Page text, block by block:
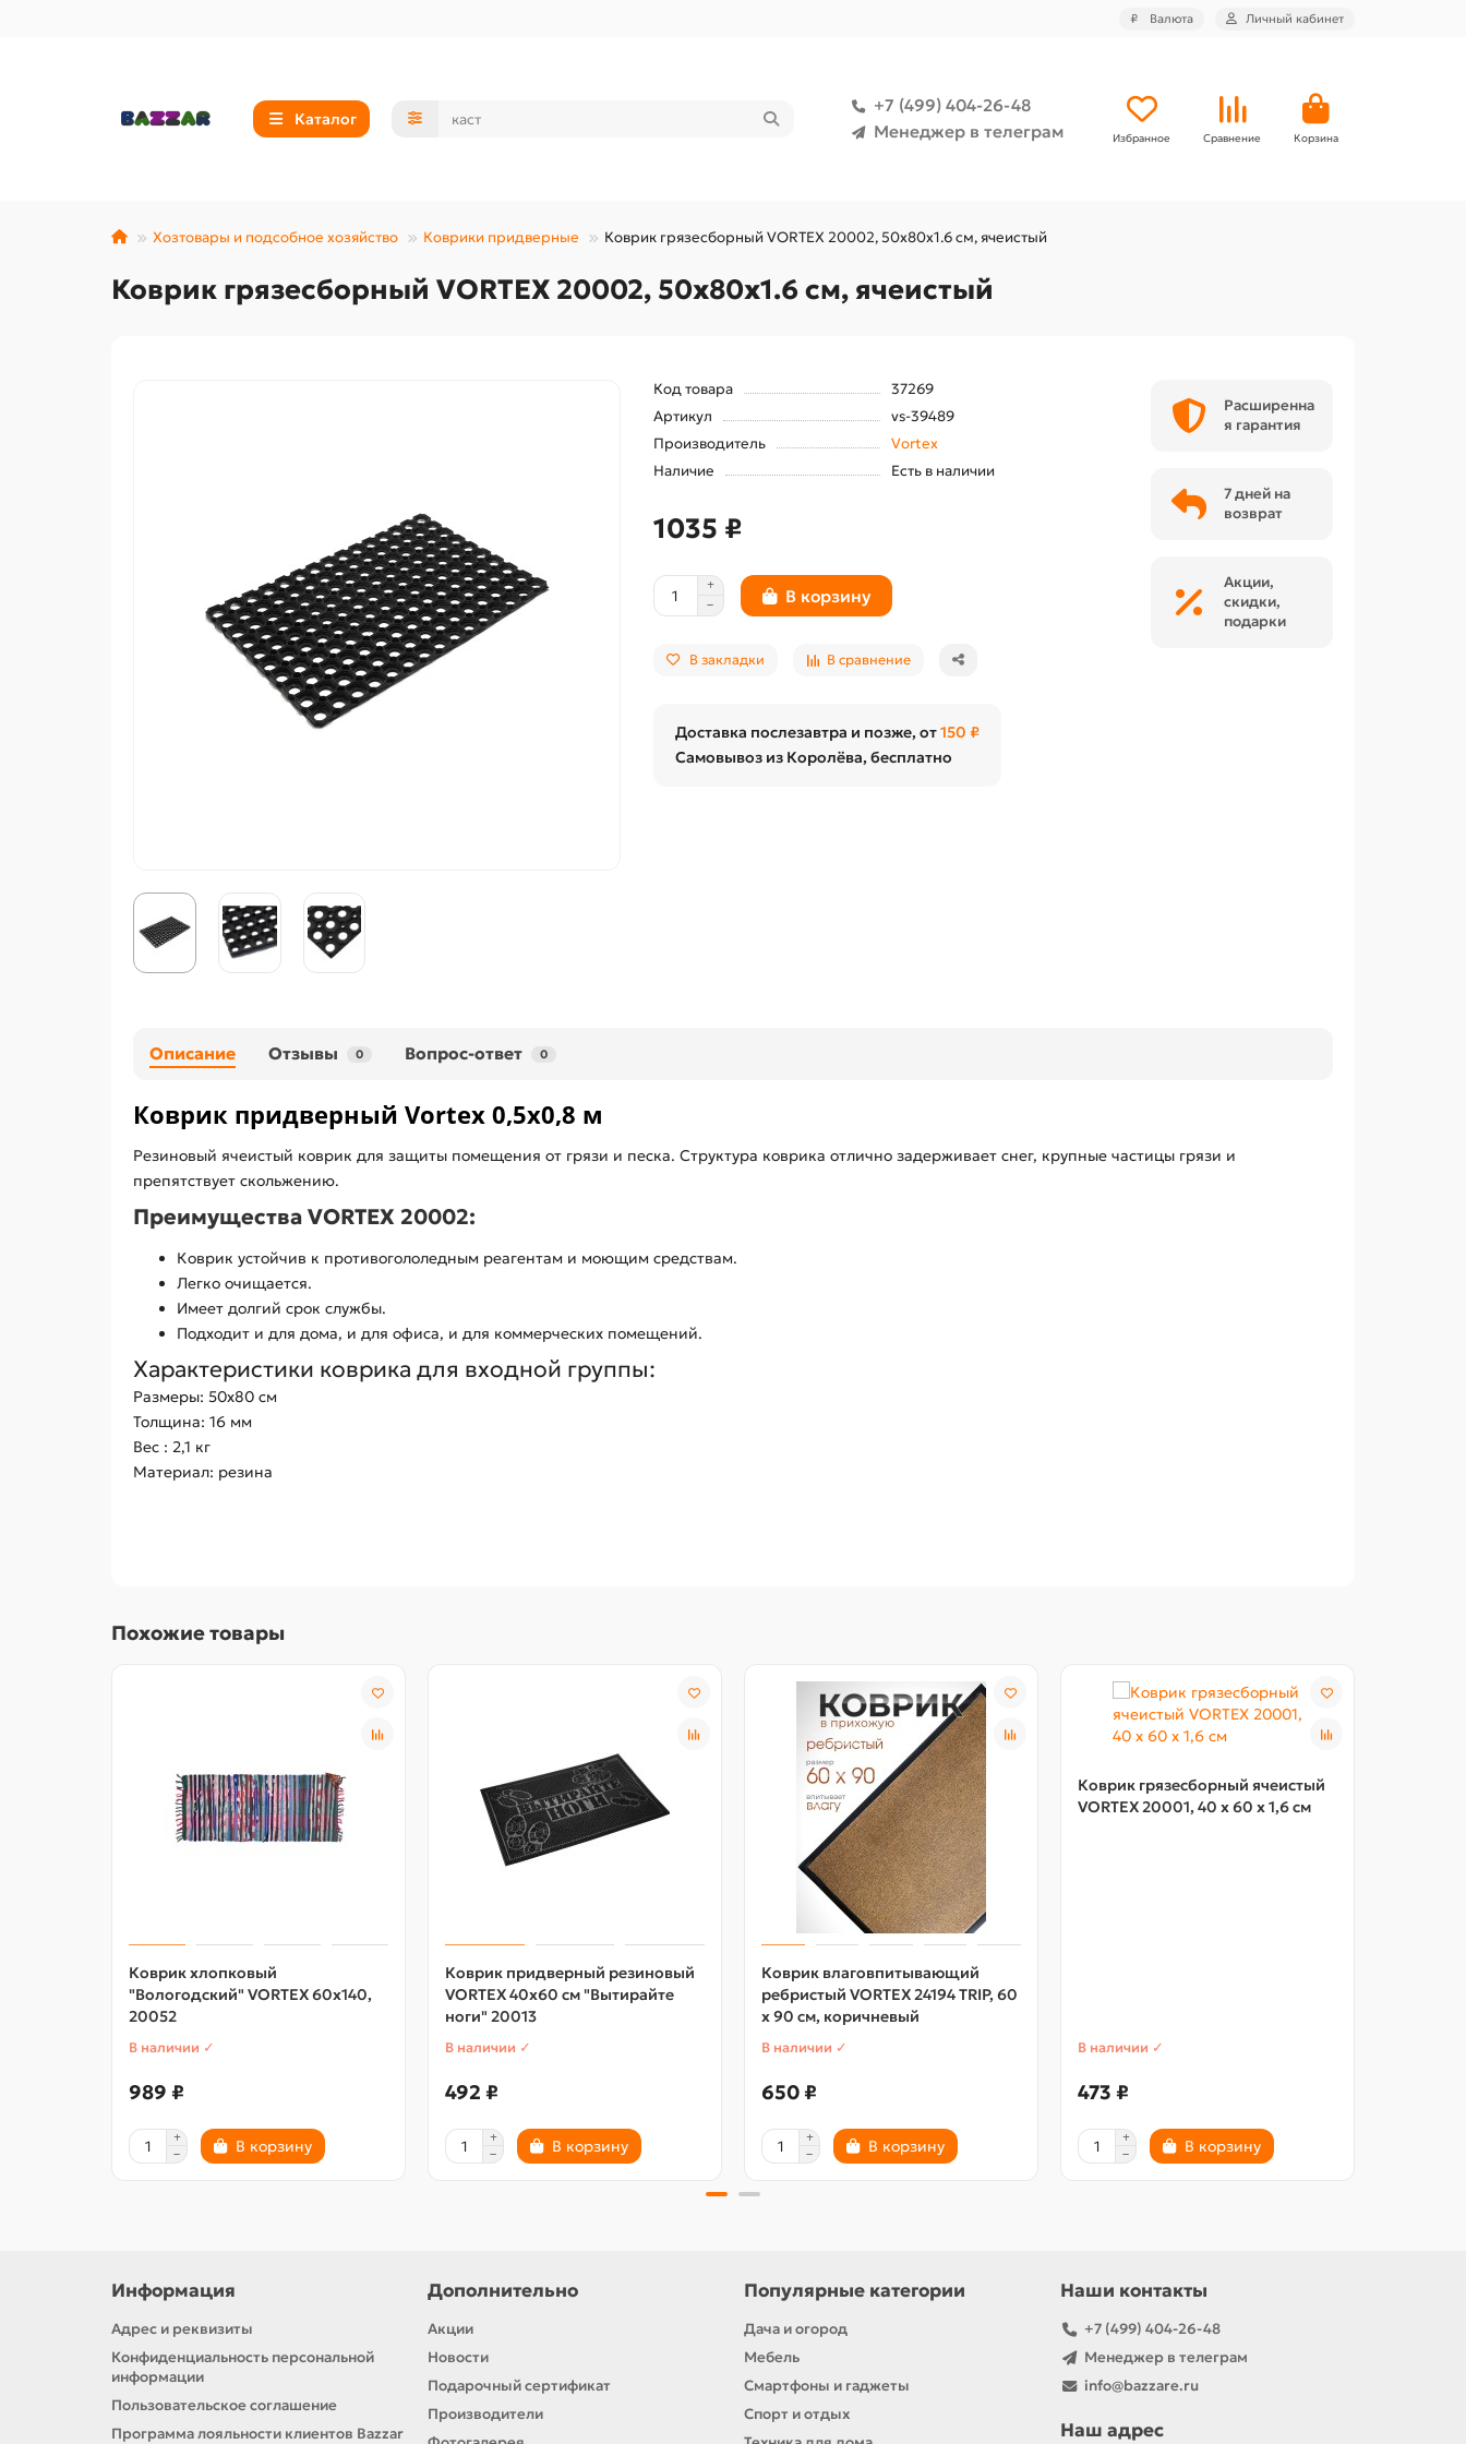
₽ Валюта Личный кабинет
Каталог
+7 (499) 404-26-48
Менеджер в телеграм
Избранное Сравнение Корзина
Хозтовары и подсобное хозяйство Коврики придверные Коврик грязесборный VORTEX 20002, 50х80х1.6 см, ячеистый
Коврик грязесборный VORTEX 20002, 50х80х1.6 см, ячеистый
Код товара
37269
Артикул
vs-39489
Производитель
Vortex
Наличие
Есть в наличии
1035 ₽
В корзину
В закладки В сравнение
Доставка послезавтра и позже, от150 ₽
Самовывоз из Королёва, бесплатно
Расширенна
я гарантия
7 дней на
возврат
Акции,
скидки,
подарки
Описание Отзывы 0 Вопрос-ответ 0
Коврик придверный Vortex 0,5х0,8 м
Резиновый ячеистый коврик для защиты помещения от грязи и песка. Структура коврика отлично задерживает снег, крупные частицы грязи и
препятствует скольжению.
Преимущества VORTEX 20002:
Коврик устойчив к противогололедным реагентам и моющим средствам.
Легко очищается.
Имеет долгий срок службы.
Подходит и для дома, и для офиса, и для коммерческих помещений.
Характеристики коврика для входной группы:
Размеры: 50х80 см
Толщина: 16 мм
Вес : 2,1 кг
Материал: резина
Похожие товары
Коврик хлопковый
"Вологодский" VORTEX 60х140,
20052
В наличии ✓
989 ₽
В корзину
Коврик придверный резиновый
VORTEX 40х60 см "Вытирайте
ноги" 20013
В наличии ✓
492 ₽
В корзину
Коврик влаговпитывающий
ребристый VORTEX 24194 TRIP, 60
х 90 см, коричневый
В наличии ✓
650 ₽
В корзину
Коврик грязесборный ячеистый
VORTEX 20001, 40 х 60 х 1,6 см
В наличии ✓
473 ₽
В корзину
Информация
Адрес и реквизиты
Конфиденциальность персональной
информации
Пользовательское соглашение
Программа лояльности клиентов Bazzar
Дополнительно
Акции
Новости
Подарочный сертификат
Производители
Популярные категории
Дача и огород
Мебель
Смартфоны и гаджеты
Спорт и отдых
Наши контакты
+7 (499) 404-26-48
Менеджер в телеграм
info@bazzare.ru
Наш адрес